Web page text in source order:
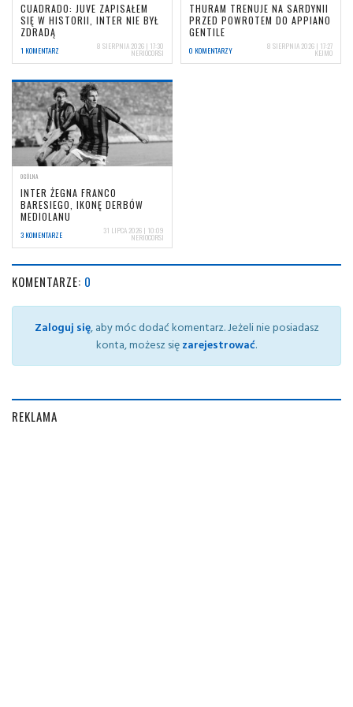
CUADRADO: JUVE ZAPISAŁEM
SIĘ W HISTORII, INTER NIE BYŁ
ZDRADĄ
1 KOMENTARZ 8 SIERPNIA 2026 | 17:30
NERIOCORSI
THURAM TRENUJE NA SARDYNII
PRZED POWROTEM DO APPIANO
GENTILE
0 KOMENTARZY 8 SIERPNIA 2026 | 17:27
KEJMO
OGÓLNA
INTER ŻEGNA FRANCO
BARESIEGO, IKONĘ DERBÓW
MEDIOLANU
3 KOMENTARZE 31 LIPCA 2026 | 10:09
NERIOCORSI
KOMENTARZE: 0
Zaloguj się, aby móc dodać komentarz. Jeżeli nie posiadasz
konta, możesz sięzarejestrować.
REKLAMA